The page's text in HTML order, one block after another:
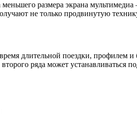
меньшего размера экрана
не только продвинутую
длительной поездки, профилем
ряда может